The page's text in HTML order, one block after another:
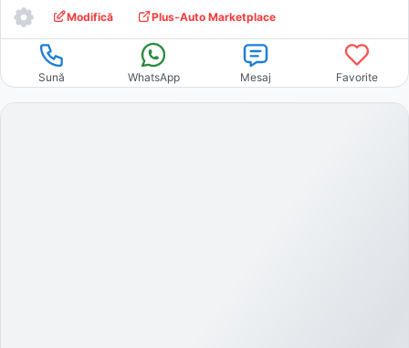
Modifică Plus-Auto Marketplace
Sună WhatsApp Mesaj Favorite